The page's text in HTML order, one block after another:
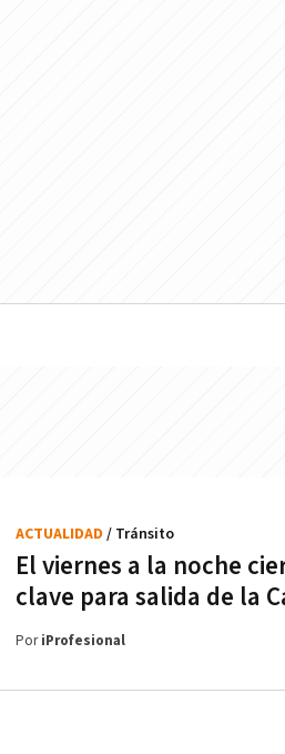
El viernes a la noche
clave para salida de la
ACTUALIDAD / Tránsito
PoriProfesional